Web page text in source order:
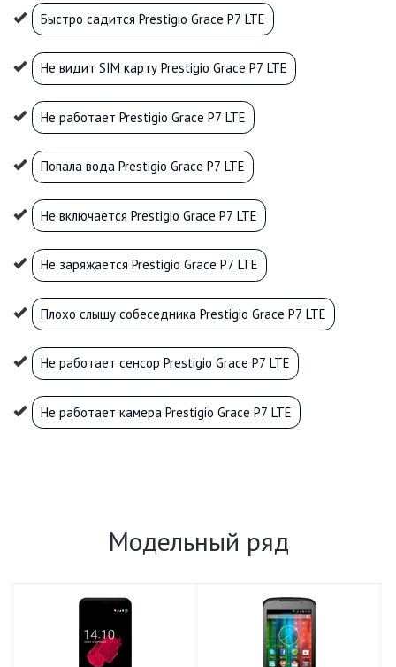
Быстро садится Prestigio Grace P7 LTE
Не видит SIM карту Prestigio Grace P7 LTE
Не работает Prestigio Grace P7 LTE
Попала вода Prestigio Grace P7 LTE
Не включается Prestigio Grace P7 LTE
Не заряжается Prestigio Grace P7 LTE
Плохо слышу собеседника Prestigio Grace P7 LTE
Не работает сенсор Prestigio Grace P7 LTE
Не работает камера Prestigio Grace P7 LTE
Модельный ряд